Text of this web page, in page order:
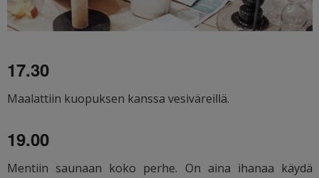
17.30
Maalattiin kuopuksen kanssa vesiväreillä.
19.00
Mentiin saunaan koko perhe. On aina ihanaa käydä